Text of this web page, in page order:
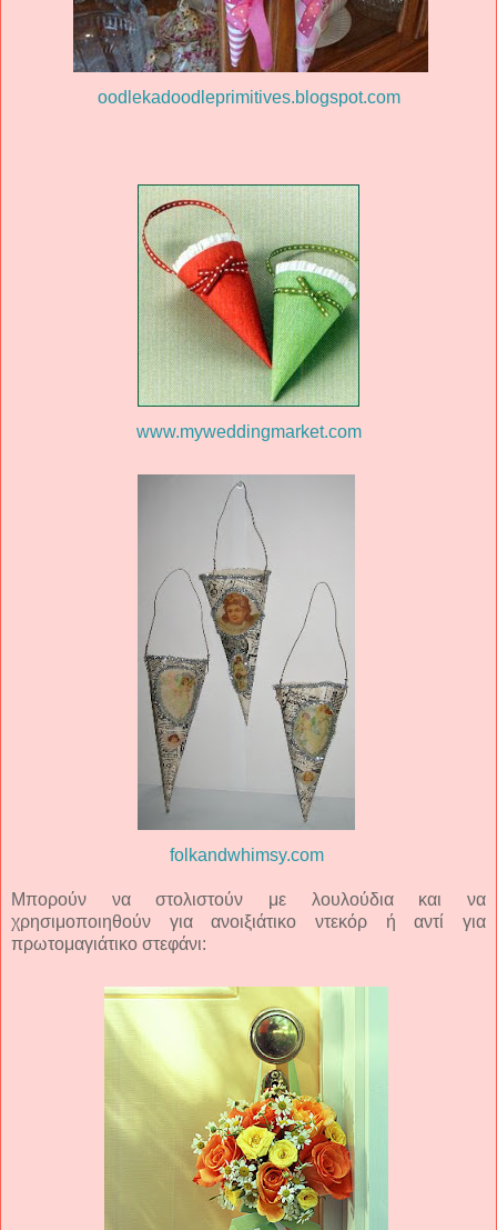
oodlekadoodleprimitives.blogspot.com
www.myweddingmarket.com
folkandwhimsy.com
Μπορούν να στολιστούν με λουλούδια και να
χρησιμοποιηθούν για ανοιξιάτικο ντεκόρ ή αντί για
πρωτομαγιάτικο στεφάνι: